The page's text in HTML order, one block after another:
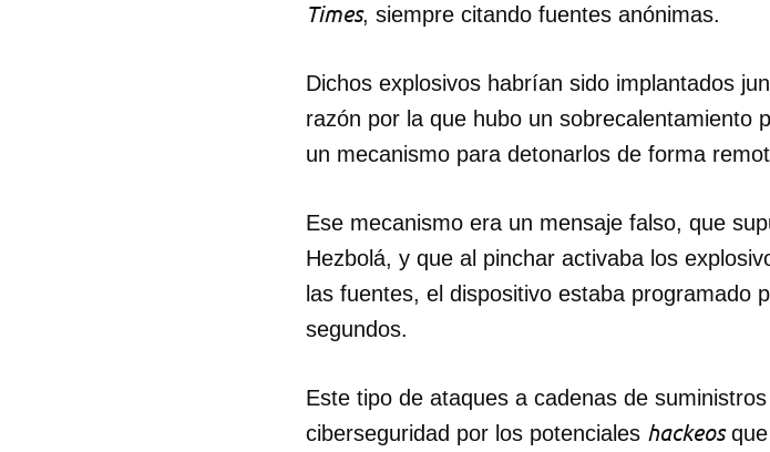
Times, siempre citando fuentes anónimas.
Dichos explosivos habrían sido implantados
razón por la que hubo un sobrecalentamiento
un mecanismo para detonarlos de forma
Ese mecanismo era un mensaje falso, que
Hezbolá, y que al pinchar activaba los
las fuentes, el dispositivo estaba programado
segundos.
Este tipo de ataques a cadenas de
ciberseguridad por los potenciales hackeosque